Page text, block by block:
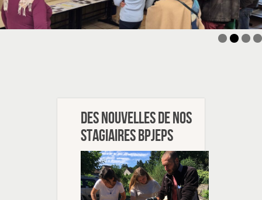
Des nouvelles de nos
stagiaires BPJEPS